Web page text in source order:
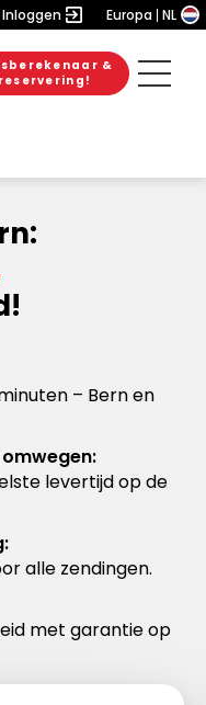
Inloggen Europa NL
&
reservering!
– Bern en
levertijd op de
alle zendingen.
met garantie op